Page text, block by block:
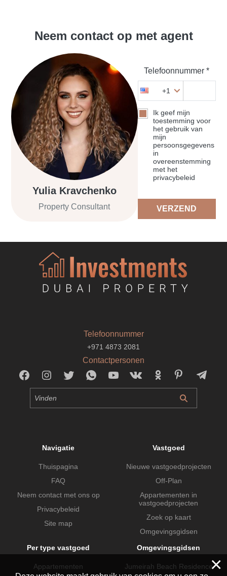
Neem contact op met agent
Yulia Kravchenko
Property Consultant
Telefoonnummer *
+1
Ik geef mijn
toestemming voor
het gebruik van
mijn
persoonsgegevens
in
overeenstemming
met het
privacybeleid
VERZEND
Telefoonnummer
+971 4873 2081
Contactpersonen
Navigatie
Thuispagina
FAQ
Neem contact met ons op
Privacybeleid
Site map
Vastgoed
Nieuwe vastgoedprojecten
Off-Plan
Appartementen in
vastgoedprojecten
Zoek op kaart
Omgevingsgidsen
Per type vastgoed
Appartementen
Omgevingsgidsen
Jumeirah Beach Residence×